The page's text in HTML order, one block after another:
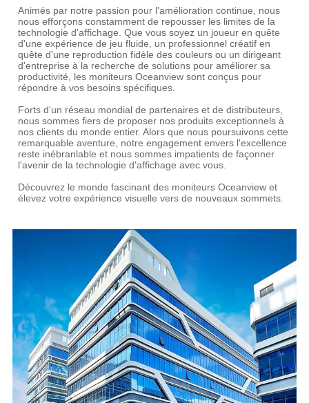
Animés par notre passion pour l'amélioration continue, nous
nous efforçons constamment de repousser les limites de la
technologie d'affichage. Que vous soyez un joueur en quête
d'une expérience de jeu fluide, un professionnel créatif en
quête d'une reproduction fidèle des couleurs ou un dirigeant
d'entreprise à la recherche de solutions pour améliorer sa
productivité, les moniteurs Oceanview sont conçus pour
répondre à vos besoins spécifiques.
Forts d'un réseau mondial de partenaires et de distributeurs,
nous sommes fiers de proposer nos produits exceptionnels à
nos clients du monde entier. Alors que nous poursuivons cette
remarquable aventure, notre engagement envers l'excellence
reste inébranlable et nous sommes impatients de façonner
l'avenir de la technologie d'affichage avec vous.
Découvrez le monde fascinant des moniteurs Oceanview et
élevez votre expérience visuelle vers de nouveaux sommets.